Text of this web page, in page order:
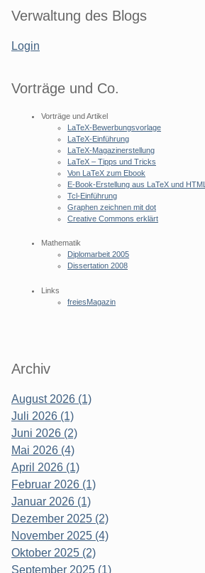
Seitenleiste
Verwaltung des Blogs
Login
Vorträge und Co.
Vorträge und Artikel
LaTeX-Bewerbungsvorlage
LaTeX-Einführung
LaTeX-Magazinerstellung
LaTeX – Tipps und Tricks
Von LaTeX zum Ebook
E-Book-Erstellung aus LaTeX und HTML
Tcl-Einführung
Graphen zeichnen mit dot
Creative Commons erklärt
Mathematik
Diplomarbeit 2005
Dissertation 2008
Links
freiesMagazin
Archiv
August 2026 (1)
Juli 2026 (1)
Juni 2026 (2)
Mai 2026 (4)
April 2026 (1)
Februar 2026 (1)
Januar 2026 (1)
Dezember 2025 (2)
November 2025 (4)
Oktober 2025 (2)
September 2025 (1)